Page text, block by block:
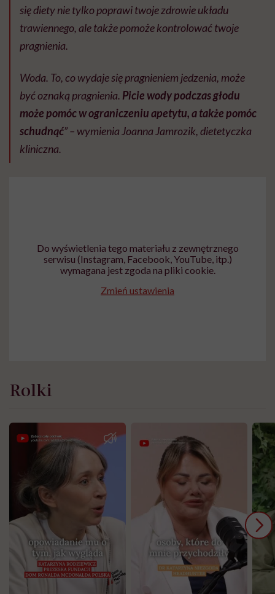
się diety nie tylko poprawi twoje zdrowie układu
trawiennego, ale także pomoże kontrolować twoje
pragnienia.
Woda. To, co wydaje się pragnieniem jedzenia, może
być oznaką pragnienia. Picie wody podczas głodu
może pomóc w ograniczeniu apetytu, a także pomóc
schudnąć” – wymienia Joanna Jamrozik, dietetyczka
kliniczna.
Do wyświetlenia tego materiału z zewnętrznego
serwisu (Instagram, Facebook, YouTube, itp.)
wymagana jest zgoda na pliki cookie.
Zmień ustawienia
Rolki